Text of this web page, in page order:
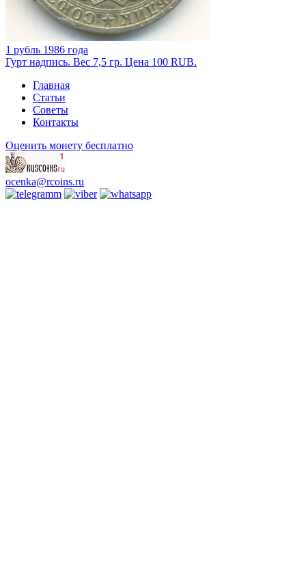
1 рубль 1986 года
Гурт надпись. Вес 7,5 гр. Цена 100 RUB.
Главная
Статьи
Советы
Контакты
Оценить монету бесплатно
ocenka@rcoins.ru